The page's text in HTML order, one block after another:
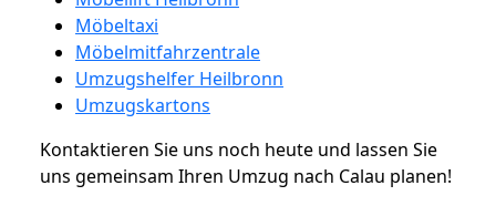
Möbeltaxi
Möbelmitfahrzentrale
Umzugshelfer Heilbronn
Umzugskartons
Kontaktieren Sie uns noch heute und lassen Sie
uns gemeinsam Ihren Umzug nach Calau planen!